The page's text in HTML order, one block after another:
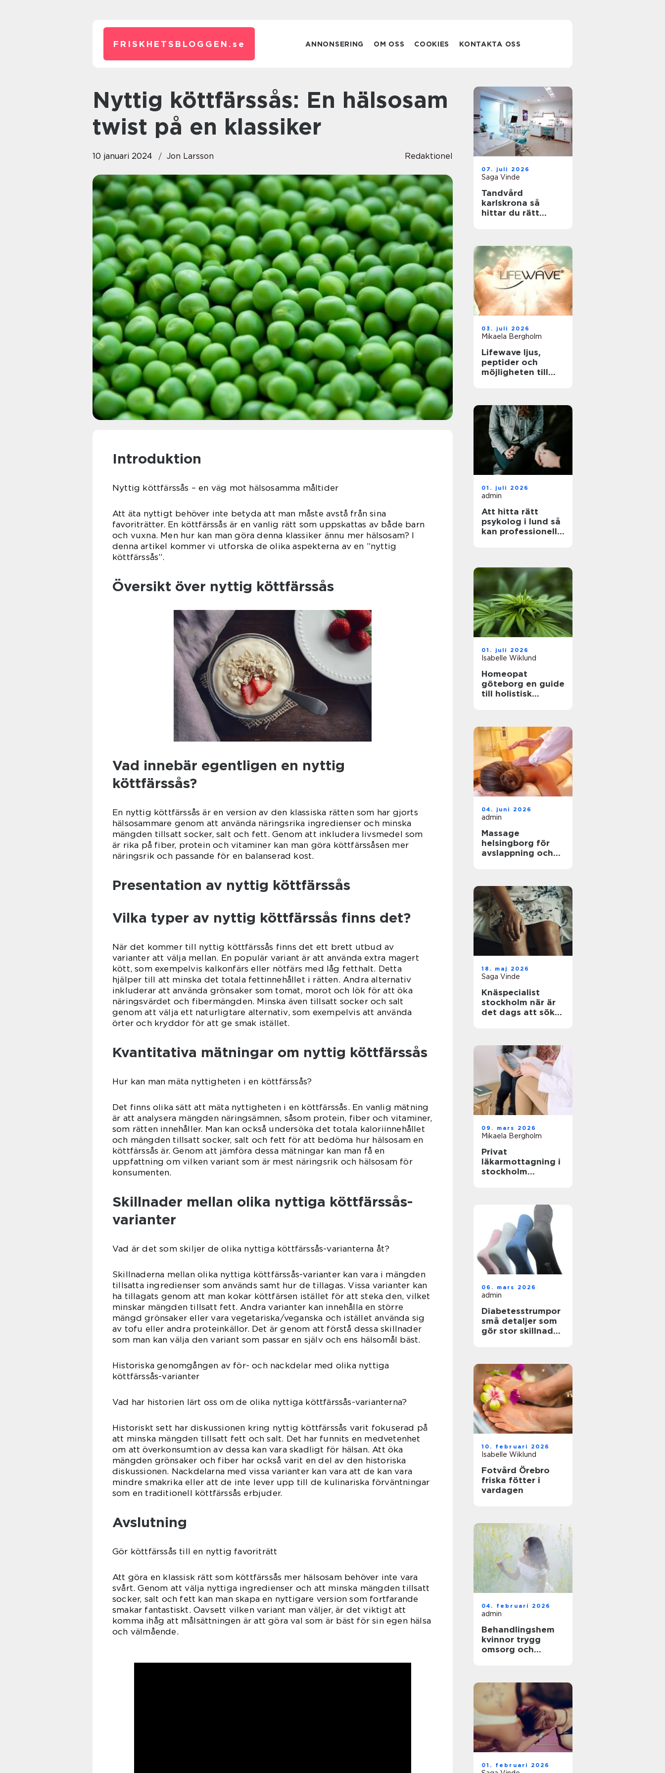
FRISKHETSBLOGGEN. se ANNONSERING OM OSS COOKIES KONTAKTA OSS
Nyttig köttfärssås: En hälsosam
twist på en klassiker
10 januari 2024 Jon Larsson Redaktionel
Introduktion
Nyttig köttfärssås – en väg mot hälsosamma måltider
Att äta nyttigt behöver inte betyda att man måste avstå från sina
favoriträtter. En köttfärssås är en vanlig rätt som uppskattas av både barn
och vuxna. Men hur kan man göra denna klassiker ännu mer hälsosam? I
denna artikel kommer vi utforska de olika aspekterna av en ”nyttig
köttfärssås”.
Översikt över nyttig köttfärssås
Vad innebär egentligen en nyttig
köttfärssås?
En nyttig köttfärssås är en version av den klassiska rätten som har gjorts
hälsosammare genom att använda näringsrika ingredienser och minska
mängden tillsatt socker, salt och fett. Genom att inkludera livsmedel som
är rika på fiber, protein och vitaminer kan man göra köttfärssåsen mer
näringsrik och passande för en balanserad kost.
Presentation av nyttig köttfärssås
Vilka typer av nyttig köttfärssås finns det?
När det kommer till nyttig köttfärssås finns det ett brett utbud av
varianter att välja mellan. En populär variant är att använda extra magert
kött, som exempelvis kalkonfärs eller nötfärs med låg fetthalt. Detta
hjälper till att minska det totala fettinnehållet i rätten. Andra alternativ
inkluderar att använda grönsaker som tomat, morot och lök för att öka
näringsvärdet och fibermängden. Minska även tillsatt socker och salt
genom att välja ett naturligtare alternativ, som exempelvis att använda
örter och kryddor för att ge smak istället.
Kvantitativa mätningar om nyttig köttfärssås
Hur kan man mäta nyttigheten i en köttfärssås?
Det finns olika sätt att mäta nyttigheten i en köttfärssås. En vanlig mätning
är att analysera mängden näringsämnen, såsom protein, fiber och vitaminer,
som rätten innehåller. Man kan också undersöka det totala kaloriinnehållet
och mängden tillsatt socker, salt och fett för att bedöma hur hälsosam en
köttfärssås är. Genom att jämföra dessa mätningar kan man få en
uppfattning om vilken variant som är mest näringsrik och hälsosam för
konsumenten.
Skillnader mellan olika nyttiga köttfärssås-
varianter
Vad är det som skiljer de olika nyttiga köttfärssås-varianterna åt?
Skillnaderna mellan olika nyttiga köttfärssås-varianter kan vara i mängden
tillsatta ingredienser som används samt hur de tillagas. Vissa varianter kan
ha tillagats genom att man kokar köttfärsen istället för att steka den, vilket
minskar mängden tillsatt fett. Andra varianter kan innehålla en större
mängd grönsaker eller vara vegetariska/veganska och istället använda sig
av tofu eller andra proteinkällor. Det är genom att förstå dessa skillnader
som man kan välja den variant som passar en själv och ens hälsomål bäst.
Historiska genomgången av för- och nackdelar med olika nyttiga
köttfärssås-varianter
Vad har historien lärt oss om de olika nyttiga köttfärssås-varianterna?
Historiskt sett har diskussionen kring nyttig köttfärssås varit fokuserad på
att minska mängden tillsatt fett och salt. Det har funnits en medvetenhet
om att överkonsumtion av dessa kan vara skadligt för hälsan. Att öka
mängden grönsaker och fiber har också varit en del av den historiska
diskussionen. Nackdelarna med vissa varianter kan vara att de kan vara
mindre smakrika eller att de inte lever upp till de kulinariska förväntningar
som en traditionell köttfärssås erbjuder.
Avslutning
Gör köttfärssås till en nyttig favoriträtt
Att göra en klassisk rätt som köttfärssås mer hälsosam behöver inte vara
svårt. Genom att välja nyttiga ingredienser och att minska mängden tillsatt
socker, salt och fett kan man skapa en nyttigare version som fortfarande
smakar fantastiskt. Oavsett vilken variant man väljer, är det viktigt att
komma ihåg att målsättningen är att göra val som är bäst för sin egen hälsa
och välmående.
07. juli 2026
Saga Vinde
Tandvård
karlskrona så
hittar du rätt
03. juli 2026
Mikaela Bergholm
Lifewave ljus,
peptider och
möjligheten till
01. juli 2026
admin
Att hitta rätt
psykolog i lund så
kan professionell
01. juli 2026
Isabelle Wiklund
Homeopat
göteborg en guide
till holistisk
04. juni 2026
admin
Massage
helsingborg för
avslappning och
18. maj 2026
Saga Vinde
Knäspecialist
stockholm när är
det dags att söka
09. mars 2026
Mikaela Bergholm
Privat
läkarmottagning i
stockholm
06. mars 2026
admin
Diabetesstrumpor
små detaljer som
gör stor skillnad
10. februari 2026
Isabelle Wiklund
Fotvård Örebro
friska fötter i
vardagen
04. februari 2026
admin
Behandlingshem
kvinnor trygg
omsorg och
01. februari 2026